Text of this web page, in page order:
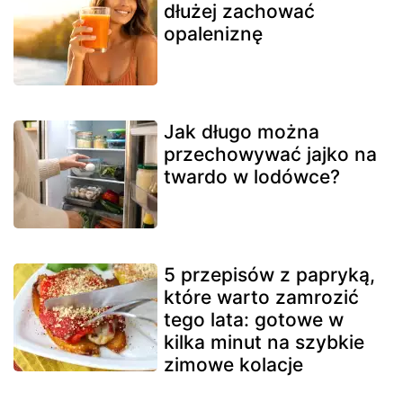
dłużej zachować
opaleniznę
Jak długo można
przechowywać jajko na
twardo w lodówce?
5 przepisów z papryką,
które warto zamrozić
tego lata: gotowe w
kilka minut na szybkie
zimowe kolacje